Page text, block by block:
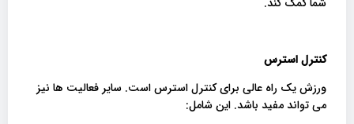
کنترل استرس
ورزش یک راه عالی برای کنترل استرس است. سایر فعالیت ها نیز
می تواند مفید باشد. این شامل: